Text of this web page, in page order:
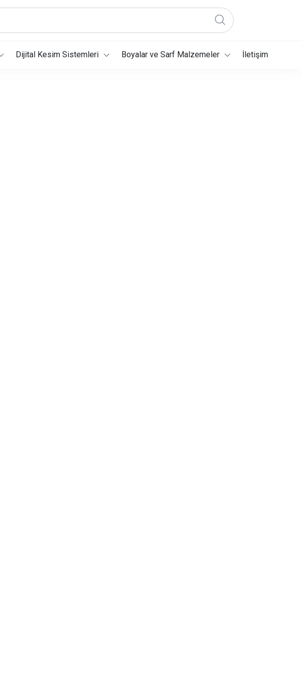
Dijital Kesim Sistemleri Boyalar ve Sarf Malzemeler İletişim